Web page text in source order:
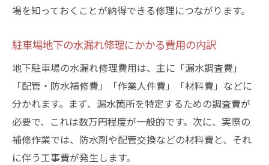
場を知っておくことが納得できる修理につながります。
駐車場地下の水漏れ修理にかかる費用の内訳
地下駐車場の水漏れ修理費用は、主に「漏水調査費」
「配管・防水補修費」「作業人件費」「材料費」などに
分かれます。まず、漏水箇所を特定するための調査費が
必要で、これは数万円程度が一般的です。次に、実際の
補修作業では、防水剤や配管交換などの材料費と、それ
に伴う工事費が発生します。